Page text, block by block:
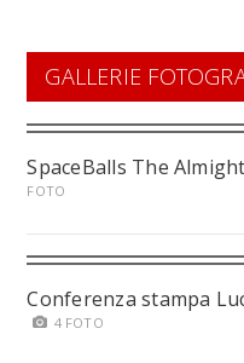
GALLERIE
SpaceBalls The
FOTO
Conferenza stampa
4 FOTO